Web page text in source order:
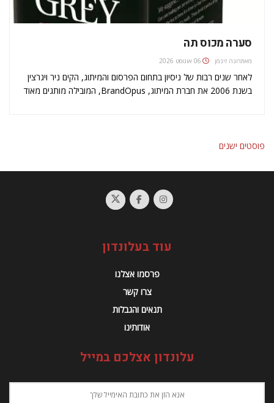
סערה מכוס תה
מאתרונה זינמן 06 אוגוסט 2026
לאחר שנים רבות של ניסיון בתחום הפרסום והמיתוג, הקים ניר ויגרצין
בשנת 2006 את חברת המיתוג, BrandOpus, המובילה מותגים מאוד
ניווט
פוסטים ישנים
עוד בעלונדון
פרסמו אצלנו
צרו קשר
תנאים והגבלות
אודותינו
עלונדון אצלכם במייל